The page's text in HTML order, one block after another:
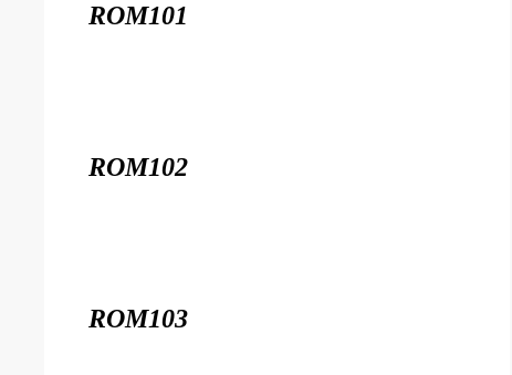
ROM101
ROM102
ROM103